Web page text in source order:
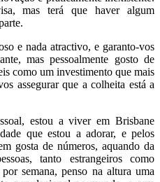
mas terá que haver algum
e nada atractivo, e garanto-vos
mas pessoalmente gosto de
como um investimento que mais
assegurar que a colheita está a
estou a viver em Brisbane
que estou a adorar, e pelos
gosta de números, aquando da
tanto estrangeiros como
semana, penso na altura uma